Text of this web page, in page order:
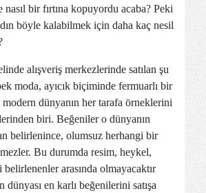
bir fırtına kopuyordu acaba? Peki
böyle kalabilmek için daha kaç nesil
alışveriş merkezlerinde satılan şu
moda, ayıcık biçiminde fermuarlı bir
dünyanın her tarafa örneklerini
biri. Beğeniler o dünyanın
belirlenince, olumsuz herhangi bir
Bu durumda resim, heykel,
arasında olmayacaktır
dünyası en karlı beğenilerini satışa